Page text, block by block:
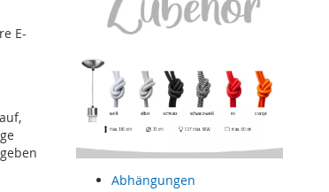
E-
Abhängungen